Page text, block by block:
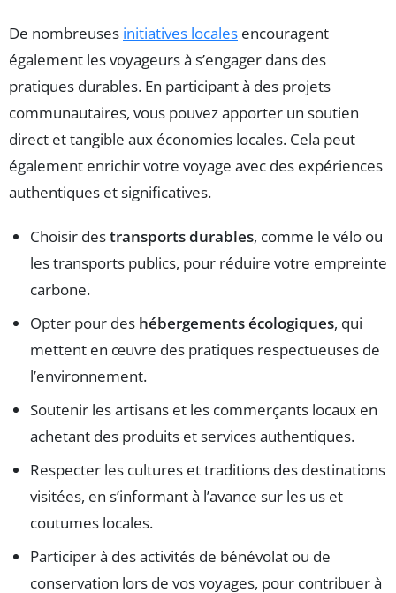
De nombreuses initiatives locales encouragent
également les voyageurs à s’engager dans des
pratiques durables. En participant à des projets
communautaires, vous pouvez apporter un soutien
direct et tangible aux économies locales. Cela peut
également enrichir votre voyage avec des expériences
authentiques et significatives.
Choisir destransports durables, comme le vélo ou
les transports publics, pour réduire votre empreinte
carbone.
Opter pour des hébergements écologiques, qui
mettent en œuvre des pratiques respectueuses de
l’environnement.
Soutenir les artisans et les commerçants locaux en
achetant des produits et services authentiques.
Respecter les cultures et traditions des destinations
visitées, en s’informant à l’avance sur les us et
coutumes locales.
Participer à des activités de bénévolat ou de
conservation lors de vos voyages, pour contribuer à